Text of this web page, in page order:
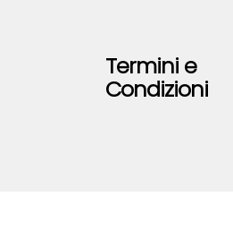
Termini e
Condizioni